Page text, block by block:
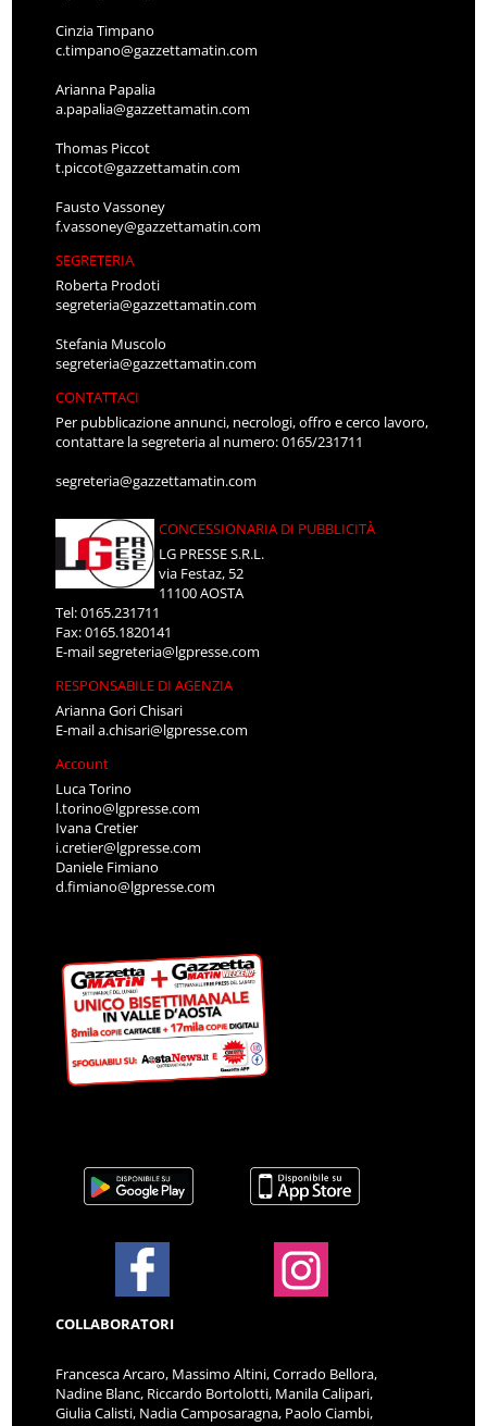
Cinzia Timpano
c.timpano@gazzettamatin.com
Arianna Papalia
a.papalia@gazzettamatin.com
Thomas Piccot
t.piccot@gazzettamatin.com
Fausto Vassoney
f.vassoney@gazzettamatin.com
SEGRETERIA
Roberta Prodoti
segreteria@gazzettamatin.com
Stefania Muscolo
segreteria@gazzettamatin.com
CONTATTACI
Per pubblicazione annunci, necrologi, offro e cerco lavoro,
contattare la segreteria al numero: 0165/231711
segreteria@gazzettamatin.com
CONCESSIONARIA DI PUBBLICITÀ
LG PRESSE S.R.L.
via Festaz, 52
11100 AOSTA
Tel: 0165.231711
Fax: 0165.1820141
E-mailsegreteria@lgpresse.com
RESPONSABILE DI AGENZIA
Arianna Gori Chisari
E-maila.chisari@lgpresse.com
Account
Luca Torino
l.torino@lgpresse.com
Ivana Cretier
i.cretier@lgpresse.com
Daniele Fimiano
d.fimiano@lgpresse.com
COLLABORATORI
Francesca Arcaro, Massimo Altini, Corrado Bellora,
Nadine Blanc, Riccardo Bortolotti, Manila Calipari,
Giulia Calisti, Nadia Camposaragna, Paolo Ciambi,